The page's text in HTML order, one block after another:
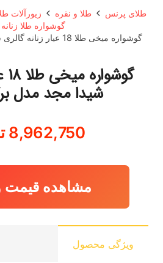
طلای پرنس طلا و نقره زیورآلات
گوشواره طلا زنانه
گوشواره میخی طلا 18 عیار زنانه گالری شیدا مجد مدل برگ بهاری
شیدا مجد مدل
8,962,750
مشاهده قیمت
ویژگی محصول